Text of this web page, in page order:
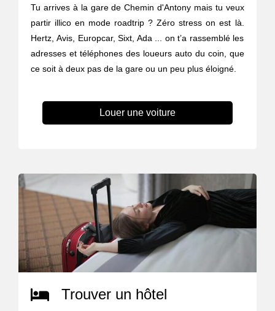
Tu arrives à la gare de Chemin d'Antony mais tu veux
partir illico en mode roadtrip ? Zéro stress on est là.
Hertz, Avis, Europcar, Sixt, Ada ... on t’a rassemblé les
adresses et téléphones des loueurs auto du coin, que
ce soit à deux pas de la gare ou un peu plus éloigné.
Louer une voiture
Trouver un hôtel